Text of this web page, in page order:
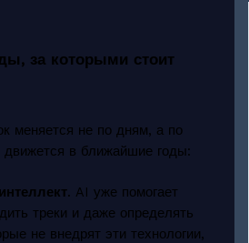
за которыми стоит
меняется не по дням, а по
движется в ближайшие годы:
. AI уже помогает
треки и даже определять
не внедрят эти технологии,